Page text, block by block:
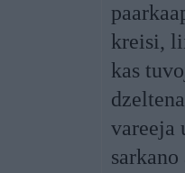
kreisi,
kas
vareeja